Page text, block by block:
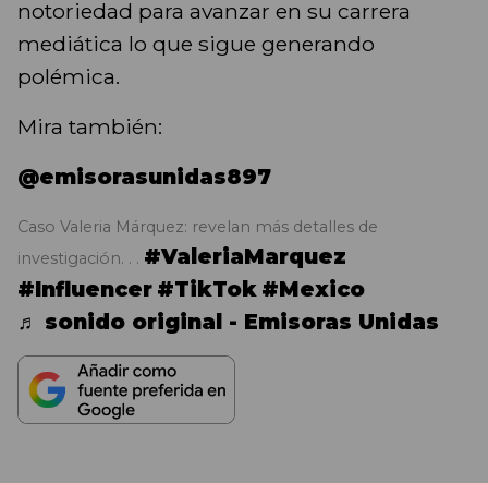
notoriedad para avanzar en su carrera
mediática lo que sigue generando
polémica.
Mira también:
@emisorasunidas897
Caso Valeria Márquez: revelan más detalles de
investigación. . . #ValeriaMarquez
#Influencer #TikTok #Mexico
♬ sonido original - Emisoras Unidas